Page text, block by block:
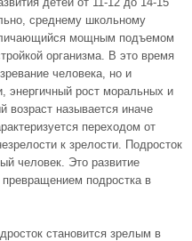
среднему школьному
мощным подъемом
организма. В это время
человека, но и
энергичный рост моральных и
возраст называется иначе
переходом от
к зрелости. Подросток
человек. Это развитие
подростка в
становится зрелым в